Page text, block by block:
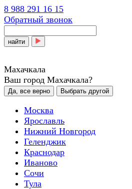
8 988 291 16 15
Обратный звонок
найти
Махачкала
Ваш город Махачкала?
Да, все верно Выбрать другой
Москва
Ярославль
Нижний Новгород
Геленджик
Краснодар
Иваново
Сочи
Тула